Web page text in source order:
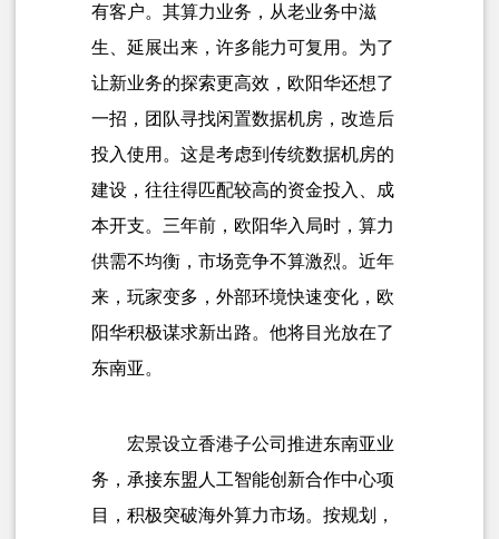
有客户。其算力业务，从老业务中滋
生、延展出来，许多能力可复用。为了
让新业务的探索更高效，欧阳华还想了
一招，团队寻找闲置数据机房，改造后
投入使用。这是考虑到传统数据机房的
建设，往往得匹配较高的资金投入、成
本开支。三年前，欧阳华入局时，算力
供需不均衡，市场竞争不算激烈。近年
来，玩家变多，外部环境快速变化，欧
阳华积极谋求新出路。他将目光放在了
东南亚。
宏景设立香港子公司推进东南亚业
务，承接东盟人工智能创新合作中心项
目，积极突破海外算力市场。按规划，